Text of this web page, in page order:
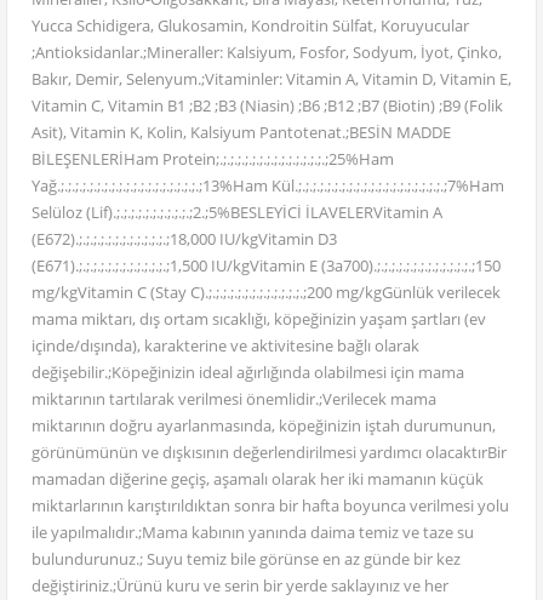
Yucca Schidigera, Glukosamin, Kondroitin Sülfat, Koruyucular
;Antioksidanlar.;Mineraller: Kalsiyum, Fosfor, Sodyum, İyot, Çinko,
Bakır, Demir, Selenyum.;Vitaminler: Vitamin A, Vitamin D, Vitamin E,
Vitamin C, Vitamin B1 ;B2 ;B3 (Niasin) ;B6 ;B12 ;B7 (Biotin) ;B9 (Folik
Asit), Vitamin K, Kolin, Kalsiyum Pantotenat.;BESİN MADDE
BİLEŞENLERİHam Protein;.;.;.;.;.;.;.;.;.;.;.;.;.;.;.;25%Ham
Yağ.;.;.;.;.;.;.;.;.;.;.;.;.;.;.;.;.;.;.;.;13%Ham Kül.;.;.;.;.;.;.;.;.;.;.;.;.;.;.;.;.;.;.;.;.;7%Ham
Selüloz (Lif).;.;.;.;.;.;.;.;.;.;.;2.;5%BESLEYİCİ İLAVELERVitamin A
(E672).;.;.;.;.;.;.;.;.;.;.;.;.;18,000 IU/kgVitamin D3
(E671).;.;.;.;.;.;.;.;.;.;.;.;.;1,500 IU/kgVitamin E (3a700).;.;.;.;.;.;.;.;.;.;.;.;.;.;150
mg/kgVitamin C (Stay C).;.;.;.;.;.;.;.;.;.;.;.;.;.;200 mg/kgGünlük verilecek
mama miktarı, dış ortam sıcaklığı, köpeğinizin yaşam şartları (ev
içinde/dışında), karakterine ve aktivitesine bağlı olarak
değişebilir.;Köpeğinizin ideal ağırlığında olabilmesi için mama
miktarının tartılarak verilmesi önemlidir.;Verilecek mama
miktarının doğru ayarlanmasında, köpeğinizin iştah durumunun,
görünümünün ve dışkısının değerlendirilmesi yardımcı olacaktırBir
mamadan diğerine geçiş, aşamalı olarak her iki mamanın küçük
miktarlarının karıştırıldıktan sonra bir hafta boyunca verilmesi yolu
ile yapılmalıdır.;Mama kabının yanında daima temiz ve taze su
bulundurunuz.; Suyu temiz bile görünse en az günde bir kez
değiştiriniz.;Ürünü kuru ve serin bir yerde saklayınız ve her